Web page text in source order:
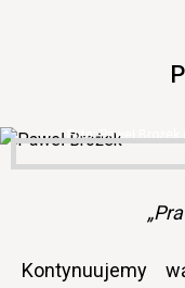
Paweł
Kontynuujemy